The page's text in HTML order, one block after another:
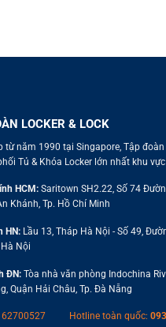
LOCKER & LOCK
từ năm 1990 tại Singapore, Tập
Tủ & Khóa Locker lớn nhất khu
HCM:Saritown SH2.22, Số 74
Khánh, Tp. Hồ Chí Minh
HN:Lầu 13, Tháp Hà Nội - Số 49,
Hà Nội
ĐN:Tòa nhà văn phòng Indochina
Quận Hải Châu, Tp. Đà Nẵng
Hotline toàn quốc: